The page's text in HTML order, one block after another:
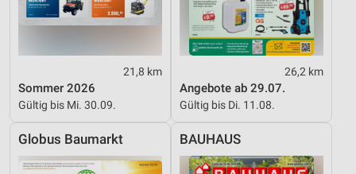
21,8 km
Sommer 2026
Gültig bis Mi. 30.09.
26,2 km
Angebote ab 29.07.
Gültig bis Di. 11.08.
Globus Baumarkt BAUHAUS